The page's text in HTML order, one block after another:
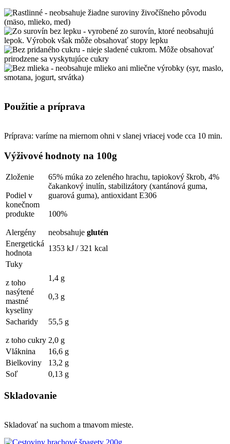
Použitie a príprava
Príprava: varíme na miernom ohni v slanej vriacej vode cca 10 min.
Výživové hodnoty na 100g
Zloženie
Podiel v
konečnom
produkte
Alergény
65% múka zo zeleného hrachu, tapiokový škrob, 4%
čakankový inulín, stabilizátory (xantánová guma,
guarová guma), antioxidant E306
100%
neobsahuje glutén
Energetická
hodnota
1353 kJ / 321 kcal
Tuky
z toho
nasýtené
mastné
kyseliny
1,4 g
0,3 g
Sacharidy
z toho cukry
55,5 g
2,0 g
Vláknina
16,6 g
Bielkoviny
13,2 g
Soľ
0,13 g
Skladovanie
Skladovať na suchom a tmavom mieste.